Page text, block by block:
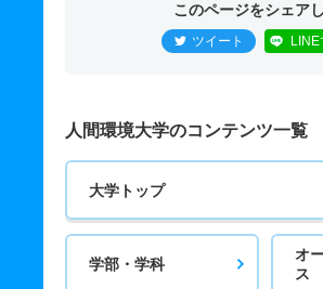
このページをシェア
ツイート LINE
人間環境大学のコンテンツ一覧
大学トップ
学部・学科
オ
ス